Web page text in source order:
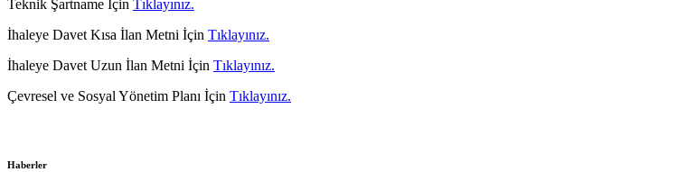
Teknik Şartname İçin Tıklayınız.
İhaleye Davet Kısa İlan Metni İçin Tıklayınız.
İhaleye Davet Uzun İlan Metni İçin Tıklayınız.
Çevresel ve Sosyal Yönetim Planı İçin Tıklayınız.
Haberler